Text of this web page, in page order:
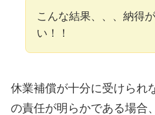
こんな結果、、、納得
い！！
休業補償が十分に受けられ
の責任が明らかである場合